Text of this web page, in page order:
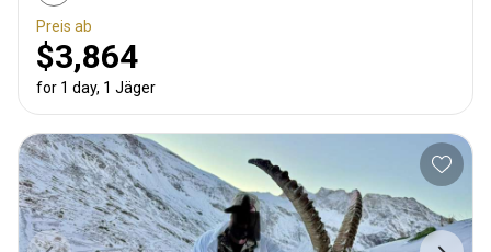
Preis ab
$3,864
for 1 day, 1 Jäger